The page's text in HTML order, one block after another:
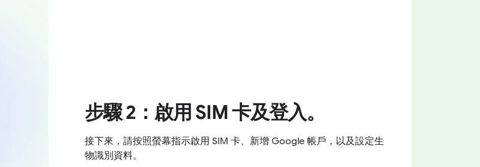
步驟 2：啟用 SIM 卡及登入。
接下來，請按照螢幕指示啟用 SIM 卡、新增 Google 帳戶，以及設定生
物識別資料。